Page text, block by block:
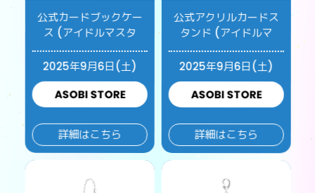
公式カードブックケー
ス (アイドルマスタ
2025年9月6日(土)
ASOBI STORE
詳細はこちら
公式アクリルカードス
タンド (アイドルマ
2025年9月6日(土)
ASOBI STORE
詳細はこちら